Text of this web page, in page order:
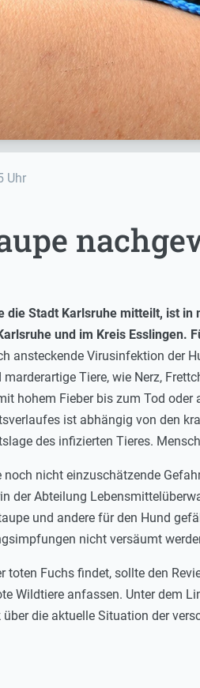
Uhr
die Stadt Karlsruhe mitteilt, ist in
und im Kreis Esslingen.
ansteckende Virusinfektion der
marderartige Tiere, wie Nerz,
hohem Fieber bis zum Tod
ist abhängig von den
des infizierten Tieres.
noch nicht einzuschätzende
der Abteilung
und andere für den Hund
nicht versäumt
toten Fuchs findet, sollte den
Wildtiere anfassen. Unter
die aktuelle Situation der